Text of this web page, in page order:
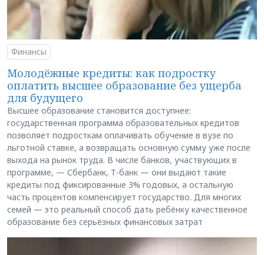
Финансы
Молодёжные кредиты: как подростку
оплатить высшее образование без ущерба
для будущего
Высшее образование становится доступнее:
государственная программа образовательных кредитов
позволяет подросткам оплачивать обучение в вузе по
льготной ставке, а возвращать основную сумму уже после
выхода на рынок труда. В числе банков, участвующих в
программе, — Сбербанк, Т-банк — они выдают такие
кредиты под фиксированные 3% годовых, а остальную
часть процентов компенсирует государство. Для многих
семей — это реальный способ дать ребёнку качественное
образование без серьёзных финансовых затрат